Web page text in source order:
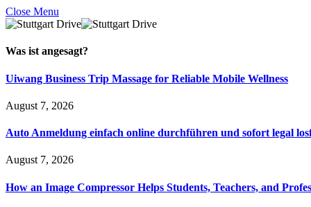
Close Menu
Was ist angesagt?
Uiwang Business Trip Massage for Reliable Mobile Wellness
August 7, 2026
Auto Anmeldung einfach online durchführen und sofort legal
August 7, 2026
How an Image Compressor Helps Students, Teachers, and